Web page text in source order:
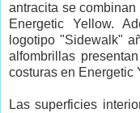
antracita se
Energetic Yellow.
logotipo "Sidewalk"
alfombrillas
costuras en Energetic
Las superficies